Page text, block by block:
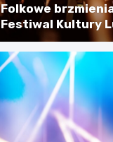
Folkowe
Festiwal Kultury